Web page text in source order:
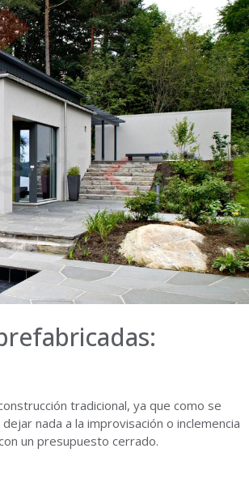
tradicional, ya que como se
nada a la improvisación o inclemencia
un presupuesto cerrado.